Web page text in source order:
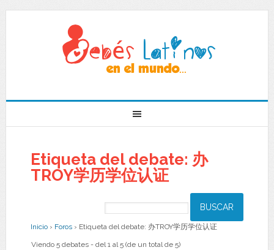
Etiqueta del debate: 办
TROY学历学位认证
Inicio › Foros › Etiqueta del debate: 办TROY学历学位认证
Viendo 5 debates - del 1 al 5 (de un total de 5)